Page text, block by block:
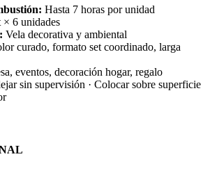
Hasta 7 horas por unidad
× 6 unidades
Vela decorativa y ambiental
curado, formato set coordinado, larga
eventos, decoración hogar, regalo
sin supervisión · Colocar sobre superficie